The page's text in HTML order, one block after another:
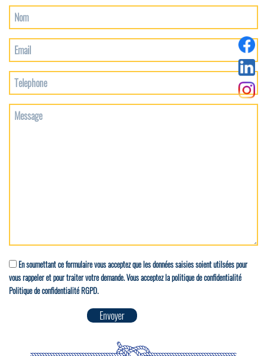
En soumettant ce formulaire vous acceptez que les données saisies soient utilsées pour
vous rappeler et pour traiter votre demande. Vous acceptez la politique de confidentialité
Politique de confidentialité RGPD.